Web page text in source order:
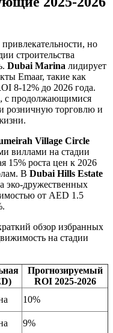
но
строительства
Dubai Marina лидирует
Emaar, такие как
8-12% до 2026 года.
с продолжающимися
торговлю и
Village Circle
виллами на стадии
15% роста цен к 2026
В Dubai Hills Estate
эко-дружественных
от AED 1.5
обзор избранных
на стадии
Прогнозируемый
ROI 2025-2026
10%
9%